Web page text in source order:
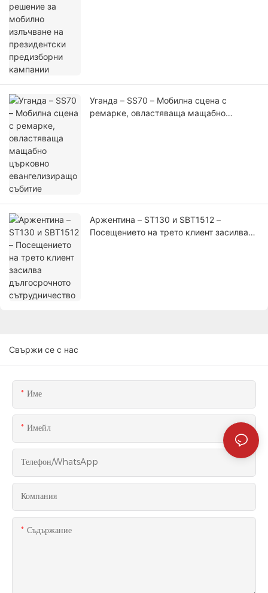
Уганда – SS70 – Мобилна сцена с
ремарке, овластяваща мащабно
Аржентина – ST130 и SBT1512 –
Посещението на трето клиент засилва
Свържи се с нас
Име
Имейл
Телефон/WhatsApp
Компания
Съдържание